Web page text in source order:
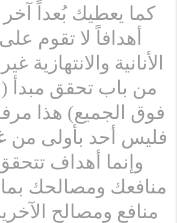
كما يعطيك بُعداً آخر
أهدافاً لا تقوم
الأنانية والانتهازية
من باب تحقق مبدأ
فوق الجميع) هذا
فليس أحد بأولى من
وإنما أهداف
منافعك ومصالحك بما
منافع ومصالح